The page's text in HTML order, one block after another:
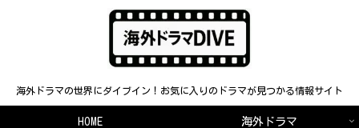
海外ドラマの世界にダイブイン！お気に入りのドラマが見つかる情報サイト
HOME 海外ドラマ